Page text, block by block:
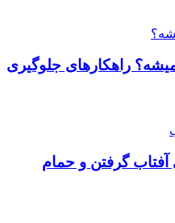
راهکارهای جلوگیری
آفتاب گرفتن و حمام